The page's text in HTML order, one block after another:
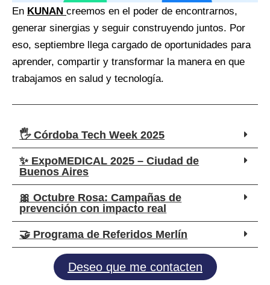
En KUNAN creemos en el poder de encontrarnos,
generar sinergias y seguir construyendo juntos. Por
eso, septiembre llega cargado de oportunidades para
aprender, compartir y transformar la manera en que
trabajamos en salud y tecnología.
🖐️ Córdoba Tech Week 2025
✨ ExpoMEDICAL 2025 – Ciudad de
Buenos Aires
🎀 Octubre Rosa: Campañas de
prevención con impacto real
🤝 Programa de Referidos Merlín
Deseo que me contacten